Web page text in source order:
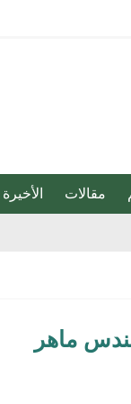
مقالات الأخيرة
الورك
ماهر